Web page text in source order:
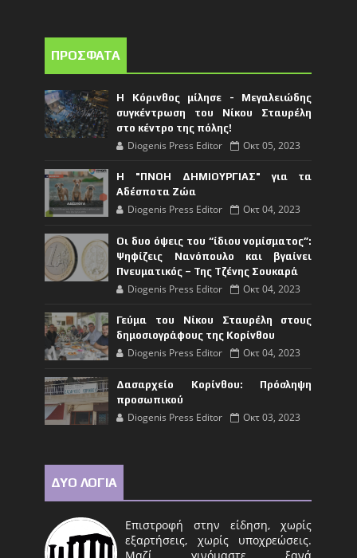
ΠΡΟΣΦΑΤΑ
Η Κόρινθος μίλησε - Μεγαλειώδης
συγκέντρωση του Νίκου Σταυρέλη
στο κέντρο της πόλης!
Diogenis Press Editor Οκτ 05, 2023
Η "ΠΝΟΗ ΔΗΜΙΟΥΡΓΙΑΣ" για τα
Αδέσποτα Ζώα
Diogenis Press Editor Οκτ 04, 2023
Οι δυο όψεις του “ίδιου νομίσματος”:
Ψηφίζεις Νανόπουλο και βγαίνει
Πνευματικός – Της Τζένης Σουκαρά
Diogenis Press Editor Οκτ 04, 2023
Γεύμα του Νίκου Σταυρέλη στους
δημοσιογράφους της Κορίνθου
Diogenis Press Editor Οκτ 04, 2023
Δασαρχείο Κορίνθου: Πρόσληψη
προσωπικού
Diogenis Press Editor Οκτ 03, 2023
ΔΥΟ ΛΟΓΙΑ
Επιστροφή στην είδηση, χωρίς
εξαρτήσεις, χωρίς υποχρεώσεις.
Μαζί γινόμαστε ξανά